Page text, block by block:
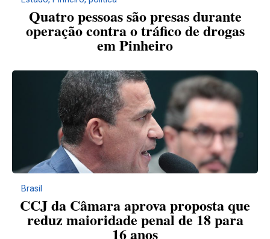
Quatro pessoas são presas durante
operação contra o tráfico de drogas
em Pinheiro
Brasil
CCJ da Câmara aprova proposta que
reduz maioridade penal de 18 para
16 anos